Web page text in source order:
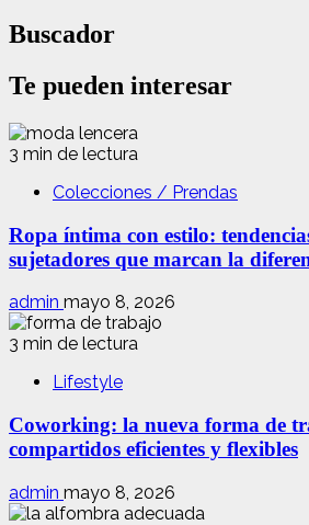
Buscador
Te pueden interesar
3 min de lectura
Colecciones / Prendas
Ropa íntima con estilo:
sujetadores que marcan la
admin mayo 8, 2026
3 min de lectura
Lifestyle
Coworking: la nueva forma de
compartidos eficientes y flexibles
admin mayo 8, 2026